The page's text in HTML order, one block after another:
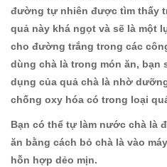
đường tự nhiên được tìm thấy
quả này khá ngọt và sẽ là một
cho đường trắng trong các
dùng chà là trong món ăn, bạn
dụng của quả chà là nhờ
chống oxy hóa có trong loại
Bạn có thể tự làm nước chà là
ăn bằng cách bỏ chà là vào
hỗn hợp dẻo mịn.